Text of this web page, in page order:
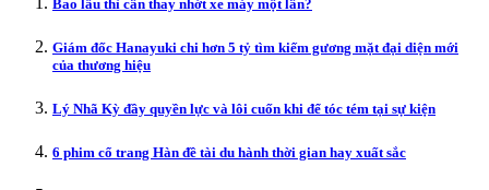
Bao lâu thì cần thay nhớt xe máy một lần?
Giám đốc Hanayuki chi hơn 5 tỷ tìm kiếm gương mặt đại diện mới
của thương hiệu
Lý Nhã Kỳ đầy quyền lực và lôi cuốn khi để tóc tém tại sự kiện
6 phim cổ trang Hàn đề tài du hành thời gian hay xuất sắc